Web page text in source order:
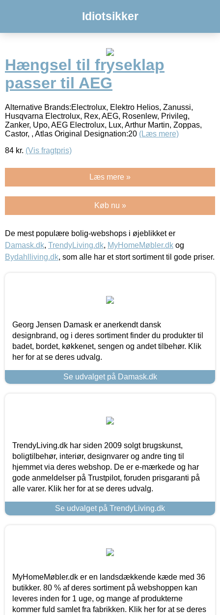
Idiotsikker
Hængsel til fryseklap
passer til AEG
Alternative Brands:Electrolux, Elektro Helios, Zanussi,
Husqvarna Electrolux, Rex, AEG, Rosenlew, Privileg,
Zanker, Upo, AEG Electrolux, Lux, Arthur Martin, Zoppas,
Castor, , Atlas Original Designation:20 (Læs mere)
84 kr. (Vis fragtpris)
Læs mere »
Køb nu »
De mest populære bolig-webshops i øjeblikket er
Damask.dk, TrendyLiving.dk, MyHomeMøbler.dk og
Bydahlliving.dk, som alle har et stort sortiment til gode priser.
Georg Jensen Damask er anerkendt dansk
designbrand, og i deres sortiment finder du produkter til
badet, bordet, køkkenet, sengen og andet tilbehør. Klik
her for at se deres udvalg.
Se udvalget på Damask.dk
TrendyLiving.dk har siden 2009 solgt brugskunst,
boligtilbehør, interiør, designvarer og andre ting til
hjemmet via deres webshop. De er e-mærkede og har
gode anmeldelser på Trustpilot, foruden prisgaranti på
alle varer. Klik her for at se deres udvalg.
Se udvalget på TrendyLiving.dk
MyHomeMøbler.dk er en landsdækkende kæde med 36
butikker. 80 % af deres sortiment på webshoppen kan
leveres inden for 1 uge, og mange af produkterne
kommer fuld samlet fra fabrikken. Klik her for at se deres